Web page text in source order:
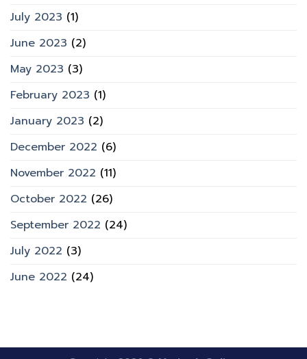
July 2023 (1)
June 2023 (2)
May 2023 (3)
February 2023 (1)
January 2023 (2)
December 2022 (6)
November 2022 (11)
October 2022 (26)
September 2022 (24)
July 2022 (3)
June 2022 (24)